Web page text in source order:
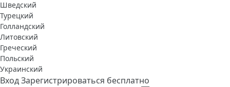
Шведский
Турецкий
Голландский
Литовский
Греческий
Польский
Украинский
ВходЗарегистрироваться бесплатно